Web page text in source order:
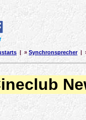
| » Synchronsprecher|